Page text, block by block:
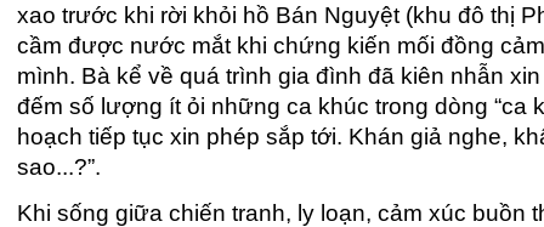
xao trước khi rời khỏi hồ Bán Nguyệt (khu đô thị
cầm được nước mắt khi chứng kiến mối đồng
mình. Bà kể về quá trình gia đình đã kiên nhẫn
đếm số lượng ít ỏi những ca khúc trong dòng
hoạch tiếp tục xin phép sắp tới. Khán giả nghe,
sao...?”.
Khi sống giữa chiến tranh, ly loạn, cảm xúc buồn